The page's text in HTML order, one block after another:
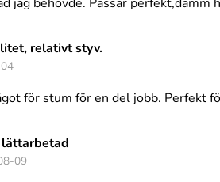
relativt styv.
för stum för en del jobb. Perfekt
09